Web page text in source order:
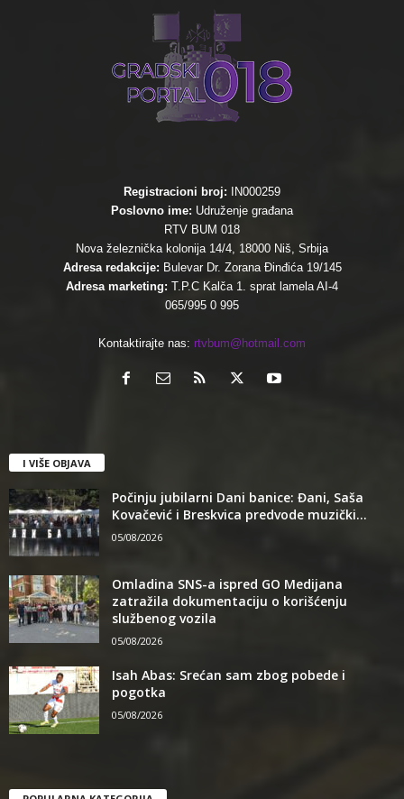
Registracioni broj:
IN000259
Poslovno ime: Udruženje građana
RTV BUM 018
Nova železnička kolonija 14/4, 18000 Niš, Srbija
Adresa redakcije: Bulevar Dr. Zorana Đinđića 19/145
Adresa marketing: T.P.C Kalča 1. sprat lamela AI-4
065/995 0 995
Kontaktirajte nas: rtvbum@hotmail.com
I VIŠE OBJAVA
Počinju jubilarni Dani banice: Đani, Saša
Kovačević i Breskvica predvode muzički...
05/08/2026
Omladina SNS-a ispred GO Medijana
zatražila dokumentaciju o korišćenju
službenog vozila
05/08/2026
Isah Abas: Srećan sam zbog pobede i
pogotka
05/08/2026